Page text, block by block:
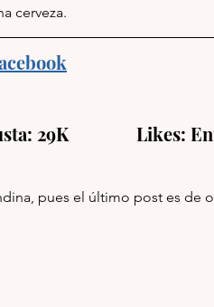
cerveza.
29K               Likes:
pues el último post es de